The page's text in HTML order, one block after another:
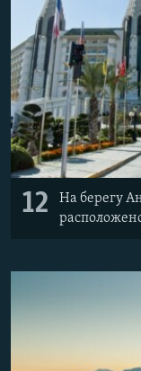
12
На берегу